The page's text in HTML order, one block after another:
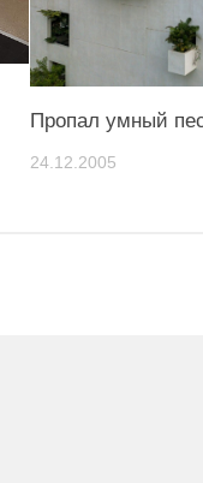
Пропал умный
24.12.2005